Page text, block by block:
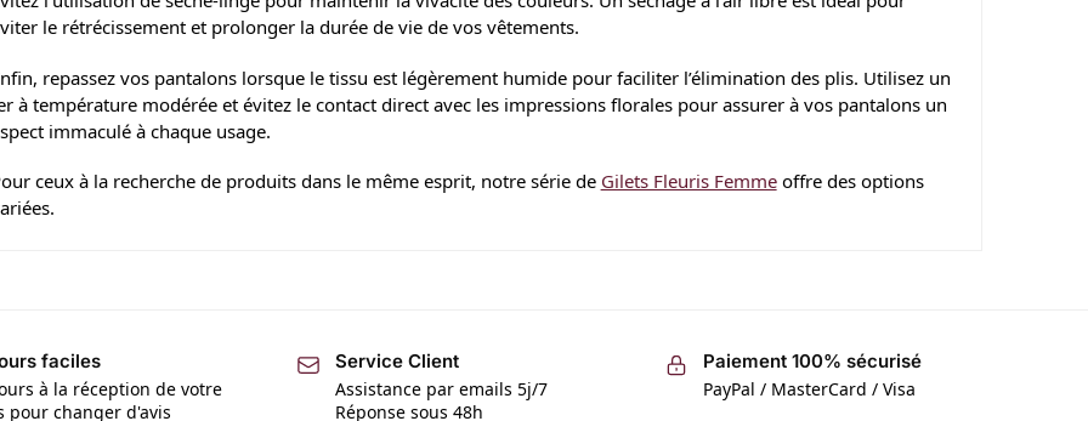
le rétrécissement et prolonger la durée de vie de vos vêtements.
repassez vos pantalons lorsque le tissu est légèrement humide pour faciliter l’élimination des plis. Utilisez un
à température modérée et évitez le contact direct avec les impressions florales pour assurer à vos pantalons un
immaculé à chaque usage.
ceux à la recherche de produits dans le même esprit, notre série de Gilets Fleuris Femmeoffre des options
faciles
à la réception de votre
pour changer d'avis
Service Client
Assistance par emails 5j/7
Réponse sous 48h
Paiement 100% sécurisé
PayPal / MasterCard / Visa